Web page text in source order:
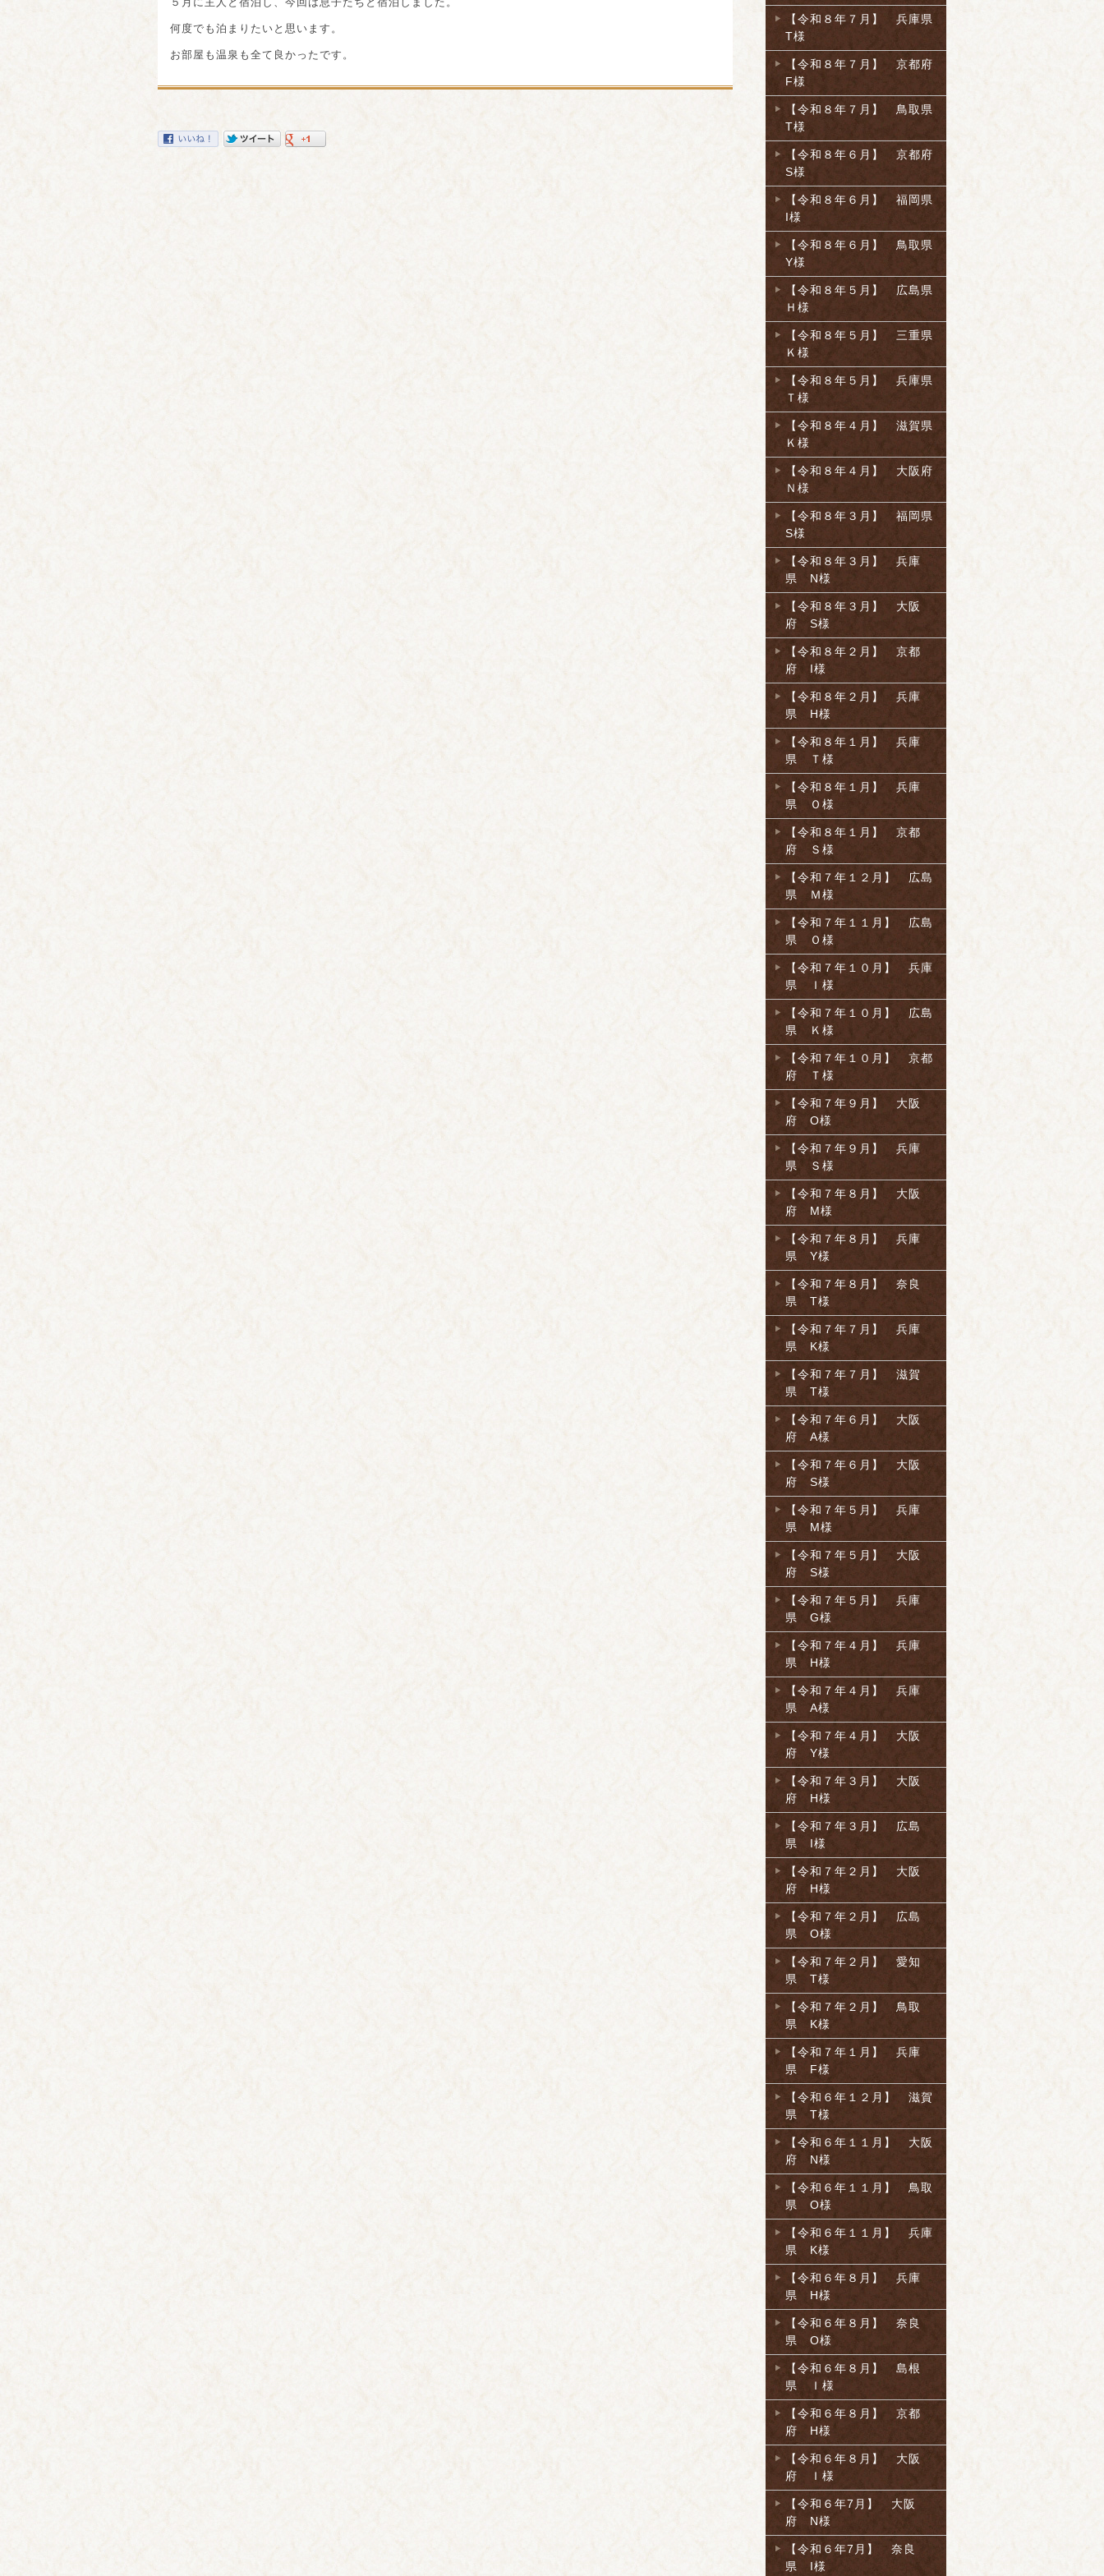
何度でも泊まりたいと思います。
お部屋も温泉も全て良かったです。
【令和８年７月】 兵庫県
T様
【令和８年７月】 京都府
F様
【令和８年７月】 鳥取県
T様
【令和８年６月】 京都府
S様
【令和８年６月】 福岡県
I様
【令和８年６月】 鳥取県
Y様
【令和８年５月】 広島県
Ｈ様
【令和８年５月】 三重県
Ｋ様
【令和８年５月】 兵庫県
Ｔ様
【令和８年４月】 滋賀県
Ｋ様
【令和８年４月】 大阪府
Ｎ様
【令和８年３月】 福岡県
S様
【令和８年３月】 兵庫
県 N様
【令和８年３月】 大阪
府 S様
【令和８年２月】 京都
府 I様
【令和８年２月】 兵庫
県 H様
【令和８年１月】 兵庫
県 Ｔ様
【令和８年１月】 兵庫
県 Ｏ様
【令和８年１月】 京都
府 Ｓ様
【令和７年１２月】 広島
県 Ｍ様
【令和７年１１月】 広島
県 Ｏ様
【令和７年１０月】 兵庫
県 Ｉ様
【令和７年１０月】 広島
県 Ｋ様
【令和７年１０月】 京都
府 Ｔ様
【令和７年９月】 大阪
府 O様
【令和７年９月】 兵庫
県 Ｓ様
【令和７年８月】 大阪
府 M様
【令和７年８月】 兵庫
県 Y様
【令和７年８月】 奈良
県 T様
【令和７年７月】 兵庫
県 K様
【令和７年７月】 滋賀
県 T様
【令和７年６月】 大阪
府 A様
【令和７年６月】 大阪
府 S様
【令和７年５月】 兵庫
県 M様
【令和７年５月】 大阪
府 S様
【令和７年５月】 兵庫
県 G様
【令和７年４月】 兵庫
県 H様
【令和７年４月】 兵庫
県 A様
【令和７年４月】 大阪
府 Y様
【令和７年３月】 大阪
府 H様
【令和７年３月】 広島
県 I様
【令和７年２月】 大阪
府 H様
【令和７年２月】 広島
県 O様
【令和７年２月】 愛知
県 T様
【令和７年２月】 鳥取
県 K様
【令和７年１月】 兵庫
県 F様
【令和６年１２月】 滋賀
県 T様
【令和６年１１月】 大阪
府 N様
【令和６年１１月】 鳥取
県 O様
【令和６年１１月】 兵庫
県 K様
【令和６年８月】 兵庫
県 H様
【令和６年８月】 奈良
県 O様
【令和６年８月】 島根
県 Ｉ様
【令和６年８月】 京都
府 H様
【令和６年８月】 大阪
府 Ｉ様
【令和６年7月】 大阪
府 N様
【令和６年7月】 奈良
県 I様